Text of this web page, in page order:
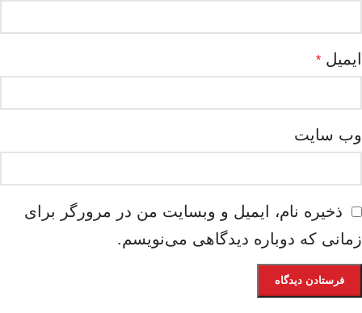
ایمیل *
وب‌ سایت
ذخیره نام، ایمیل و وبسایت من در مرورگر برای
زمانی که دوباره دیدگاهی می‌نویسم.